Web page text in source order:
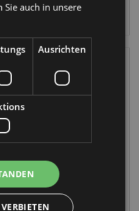
Barks Hund
Magnetische
Lesezeichen Set
BOOK19
auch in unsere
Ausrichten